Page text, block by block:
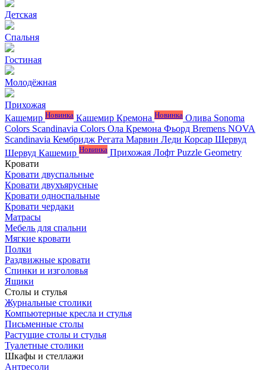
Детская
Спальня
Гостиная
Молодёжная
Прихожая
Кашемир Новинка Кашемир Кремона Новинка Олива Sonoma
Colors Scandinavia Colors Ола Кремона Фьорд Bremens NOVA
Scandinavia Кембридж Регата Марвин Леди Корсар Шервуд
Шервуд Кашемир Новинка Прихожая Лофт Puzzle Geometry
Кровати
Кровати двуспальные
Кровати двухъярусные
Кровати односпальные
Кровати чердаки
Матрасы
Мебель для спальни
Мягкие кровати
Полки
Раздвижные кровати
Спинки и изголовья
Ящики
Столы и стулья
Журнальные столики
Компьютерные кресла и стулья
Письменные столы
Растущие столы и стулья
Туалетные столики
Шкафы и стеллажи
Антресоли